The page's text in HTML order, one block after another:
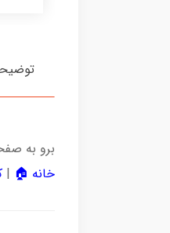
برو به
خانه 🏠 |